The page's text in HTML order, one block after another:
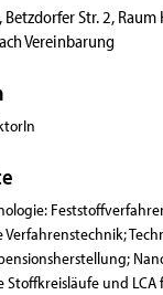
Betzdorfer Str. 2,
Vereinbarung
Verfahrenstechnik;
Stoffkreisläufe und